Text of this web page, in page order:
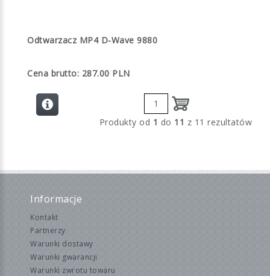
Odtwarzacz MP4 D-Wave 9880
Cena brutto: 287.00 PLN
Produkty od 1 do 11 z 11 rezultatów
Informacje
Kontakt
Partnerzy
Warunki dostawy
Warunki gwarancji
Warunki zwrotu towaru